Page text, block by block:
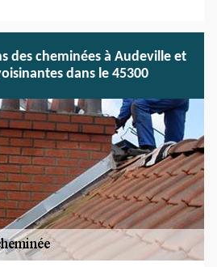
des cheminées à Audeville et
dans le 45300